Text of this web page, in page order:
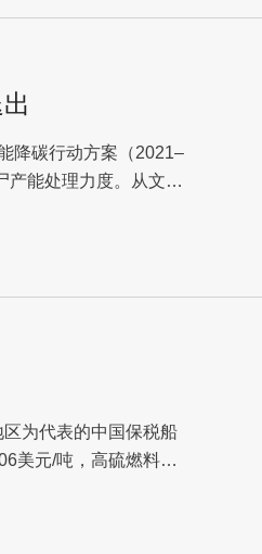
降碳行动方案（2021–
产能处理力度。从文件
为代表的中国保税船
美元/吨，高硫燃料油